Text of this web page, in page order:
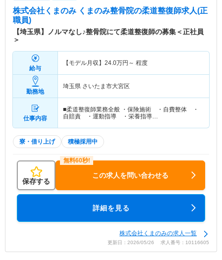
株式会社くまのみ くまのみ整骨院の柔道整復師求人(正
職員)
【埼玉県】ノルマなし♪整骨院にて柔道整復師の募集＜正社員
＞
給与
【モデル月収】 24.0万円～ 程度
勤務地
埼玉県 さいたま市大宮区
仕事内容
■柔道整復師業務全般 ・保険施術 ・自費整体 ・
自賠責 ・運動指導 ・栄養指導…
寮・借り上げ 積極採用中
保存する
この求人を問い合わせる
詳細を見る
株式会社くまのみの求人一覧
更新日：2026/05/26 求人番号：10116605